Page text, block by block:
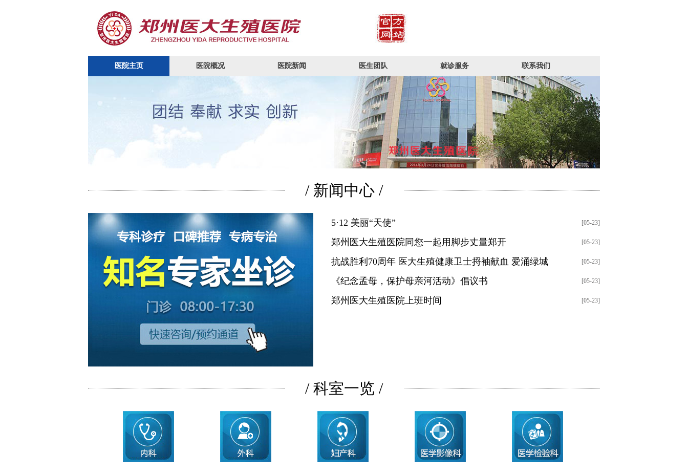
医院主页 医院概况 医院新闻 医生团队 就诊服务 联系我们
/ 新闻中心 /
[05-23]
5·12 美丽“天使”
[05-23]
郑州医大生殖医院同您一起用脚步丈量郑开
[05-23]
抗战胜利70周年 医大生殖健康卫士捋袖献血 爱涌绿城
[05-23]
《纪念孟母，保护母亲河活动》倡议书
[05-23]
郑州医大生殖医院上班时间
/ 科室一览 /